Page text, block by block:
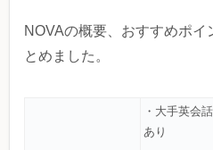
NOVAの概要、おすすめポイ
とめました。
・大手英会
あり